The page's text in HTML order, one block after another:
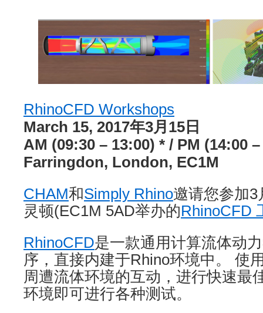
RhinoCFD Workshops
March 15, 2017年3月15日
AM (09:30 – 13:00) * / PM (14:00
Farringdon, London, EC1M
CHAM和Simply Rhino邀请您参加3
灵顿(EC1M 5AD举办的RhinoCFD
RhinoCFD是一款通用计算流体动
序，直接内建于Rhino环境中。 使
周遭流体环境的互动，进行快速最
环境即可进行各种测试。